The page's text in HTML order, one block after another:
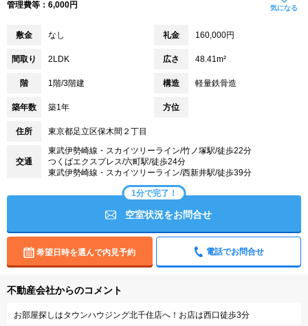
管理費等：6,000円
気になる
敷金 なし 礼金 160,000円
間取り 2LDK 広さ 48.41m²
階 1階/3階建 構造 軽量鉄骨造
築年数 築1年 方位
住所 東京都足立区保木間２丁目
交通
東武伊勢崎線・スカイツリーライン/竹ノ塚駅/徒歩22分
つくばエクスプレス/六町駅/徒歩24分
東武伊勢崎線・スカイツリーライン/西新井駅/徒歩39分
1分で完了！
空室状況をお問合せ
希望日時を選んで内見予約 電話でお問合せ
不動産会社からのコメント
お部屋探しはタウンハウジング北千住店へ！お店は西口徒歩3分